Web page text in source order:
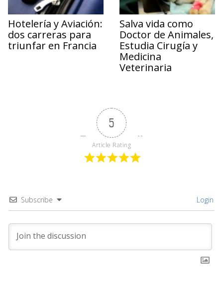
Hotelería y Aviación:
dos carreras para
triunfar en Francia
Salva vida como
Doctor de Animales,
Estudia Cirugía y
Medicina
Veterinaria
5
Article Rating
Subscribe Login